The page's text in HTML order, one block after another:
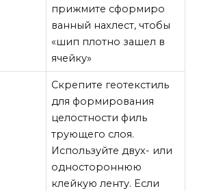
прижмите сформиро
ванный нахлест, чтобы
«шип плотно зашел в
ячейку»
Скрепите геотекстиль
для формирования
целостности филь
трующего слоя.
Используйте двух- или
одностороннюю
клейкую ленту. Если